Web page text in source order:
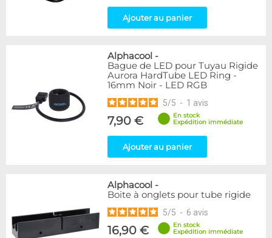
Ajouter au panier
Alphacool -
Bague de LED pour Tuyau Rigide
Aurora HardTube LED Ring -
16mm Noir - LED RGB
5/5 - 1 avis
7,90 €
En stock
Expédition immédiate
Ajouter au panier
Alphacool -
Boite à onglets pour tube rigide
5/5 - 6 avis
16,90 €
En stock
Expédition immédiate